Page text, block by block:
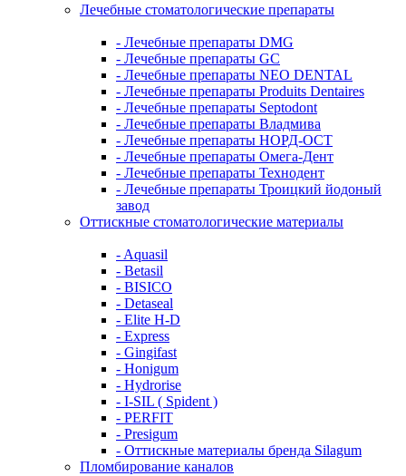
Лечебные стоматологические препараты
- Лечебные препараты DMG
- Лечебные препараты GC
- Лечебные препараты NEO DENTAL
- Лечебные препараты Produits Dentaires
- Лечебные препараты Septodont
- Лечебные препараты Владмива
- Лечебные препараты НОРД-ОСТ
- Лечебные препараты Омега-Дент
- Лечебные препараты Технодент
- Лечебные препараты Троицкий йодоный
завод
Оттискные стоматологические материалы
- Aquasil
- Betasil
- BISICO
- Detaseal
- Elite H-D
- Express
- Gingifast
- Honigum
- Hydrorise
- I-SIL ( Spident )
- PERFIT
- Presigum
- Оттискные материалы бренда Silagum
Пломбирование каналов